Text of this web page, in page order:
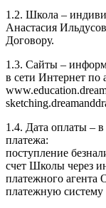
1.2. Школа –
Анастасия
Договору.
1.3. Сайты –
в сети Интернет по
1.4. Дата оплаты –
платежа:
поступление
счет Школы через
платежного
платежную систему